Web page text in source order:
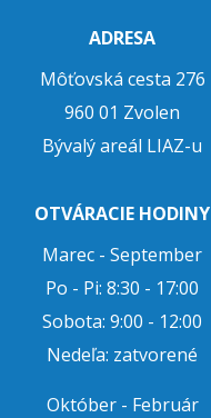
ADRESA
Môťovská cesta 276
960 01 Zvolen
Bývalý areál LIAZ-u
OTVÁRACIE HODINY
Marec - September
Po - Pi: 8:30 - 17:00
Sobota: 9:00 - 12:00
Nedeľa: zatvorené
Október - Február